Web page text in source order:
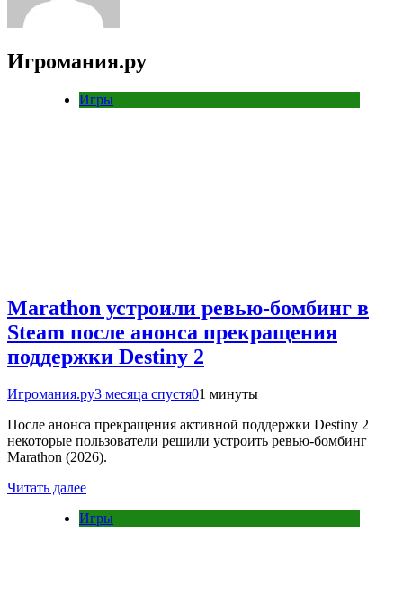
Игромания.ру
Игры
Marathon устроили ревью-бомбинг в
Steam после анонса прекращения
поддержки Destiny 2
Игромания.ру3 месяца спустя01 минуты
После анонса прекращения активной поддержки Destiny 2
некоторые пользователи решили устроить ревью-бомбинг
Marathon (2026).
Читать далее
Игры